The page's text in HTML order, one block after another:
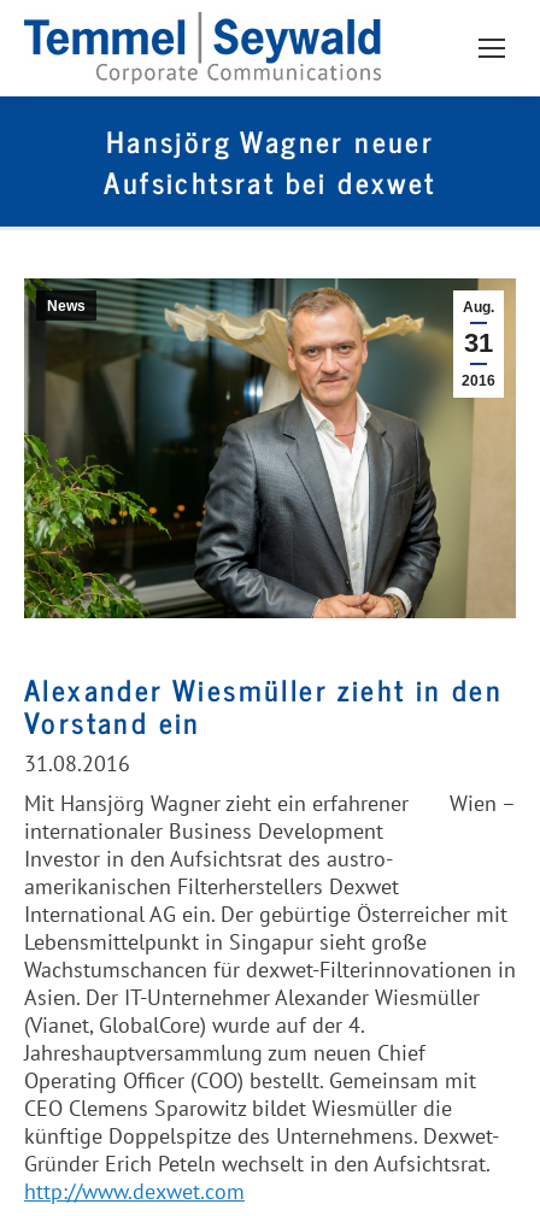
Hansjörg Wagner neuer
Aufsichtsrat bei dexwet
Aug.
31
2016
News
Alexander Wiesmüller zieht in den
Vorstand ein
31.08.2016
Wien –
Mit Hansjörg Wagner zieht ein erfahrener
internationaler Business Development
Investor in den Aufsichtsrat des austro-
amerikanischen Filterherstellers Dexwet
International AG ein. Der gebürtige Österreicher mit
Lebensmittelpunkt in Singapur sieht große
Wachstumschancen für dexwet-Filterinnovationen in
Asien. Der IT-Unternehmer Alexander Wiesmüller
(Vianet, GlobalCore) wurde auf der 4.
Jahreshauptversammlung zum neuen Chief
Operating Officer (COO) bestellt. Gemeinsam mit
CEO Clemens Sparowitz bildet Wiesmüller die
künftige Doppelspitze des Unternehmens. Dexwet-
Gründer Erich Peteln wechselt in den Aufsichtsrat.
http://www.dexwet.com